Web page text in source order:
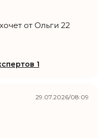
от Ольги 22
1
29.07.2026/08:09